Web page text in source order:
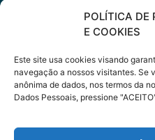
POLÍTICA DE
E COOKIES
Este site usa cookies visando
navegação a nossos visitantes. Se
anônima de dados, nos termos da
Dados Pessoais, pressione
outros benefícios
Você tem um seguro
de uma empresa
Porto Seguro.
Cote